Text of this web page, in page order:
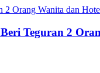
Teguran 2